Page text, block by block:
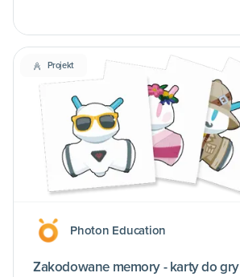
Projekt
Photon Education
Zakodowane memory - karty do gry